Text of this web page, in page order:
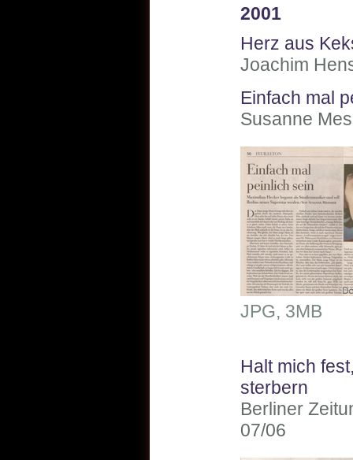
2001
Herz aus
Joachim
Einfach mal
Susanne
JPG, 3MB
Halt mich
sterbern
Berliner
07/06